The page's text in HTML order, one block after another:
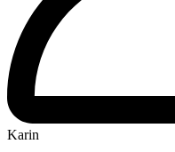
Karin